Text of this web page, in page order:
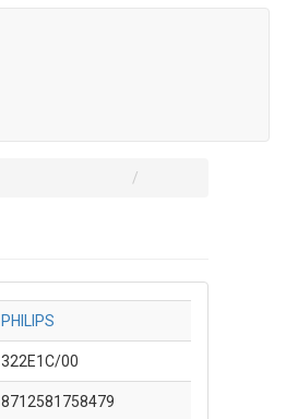
PHILIPS
322E1C/00
8712581758479